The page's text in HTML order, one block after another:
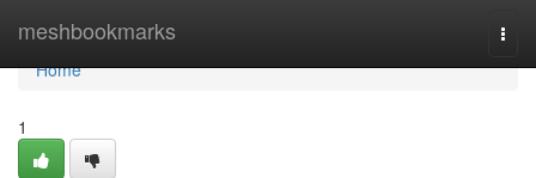
meshbookmarks
Home
Home
1